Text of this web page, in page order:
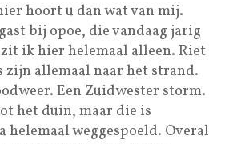
hoort u dan wat van mij.
bij opoe, die vandaag jarig
ik hier helemaal alleen. Riet
zijn allemaal naar het strand.
Een Zuidwester storm.
het duin, maar die is
helemaal weggespoeld. Overal